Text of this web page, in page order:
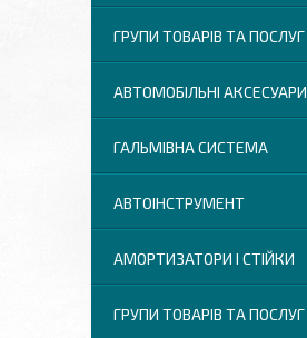
ГРУПИ ТОВАРІВ ТА ПОСЛУГ
АВТОМОБІЛЬНІ АКСЕСУАРИ
ГАЛЬМІВНА СИСТЕМА
АВТОІНСТРУМЕНТ
АМОРТИЗАТОРИ І СТІЙКИ
ГРУПИ ТОВАРІВ ТА ПОСЛУГ